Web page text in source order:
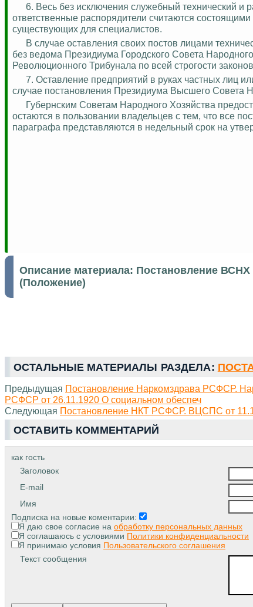
6. Весь без исключения служебный технический и
ответственные распорядители считаются
существующих для специалистов.
В случае оставления своих постов лицами
без ведома Президиума Городского Совета
Революционного Трибунала по всей строгости законов.
7. Оставление предприятий в руках частных лиц
случае постановления Президиума Высшего Совета
Губернским Советам Народного Хозяйства
остаются в пользовании владельцев с тем, что все
параграфа представляются в недельный срок на
Описание материала: Постановление ВСНХ
(Положение)
ОСТАЛЬНЫЕ МАТЕРИАЛЫ РАЗДЕЛА:
Предыдущая Постановление Наркомздрава РСФСР.
РСФСР от 26.11.1920 О социальном обеспеч
Следующая Постановление НКТ РСФСР. ВЦСПС от
ОСТАВИТЬ КОММЕНТАРИЙ
как гость
Заголовок
E-mail
Имя
Подписка на новые коментарии:
Я даю свое согласие на обработку персональных данных
Я соглашаюсь с условиями Политики конфиденциальности
Я принимаю условия Пользовательского соглашения
Текст сообщения